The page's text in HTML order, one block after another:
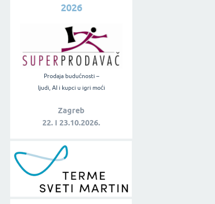
2026
Prodaja budućnosti –
ljudi, AI i kupci u igri moći
Zagreb
22. i 23.10.2026.